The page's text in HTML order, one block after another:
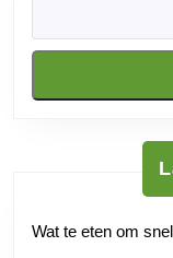
Wat te eten om